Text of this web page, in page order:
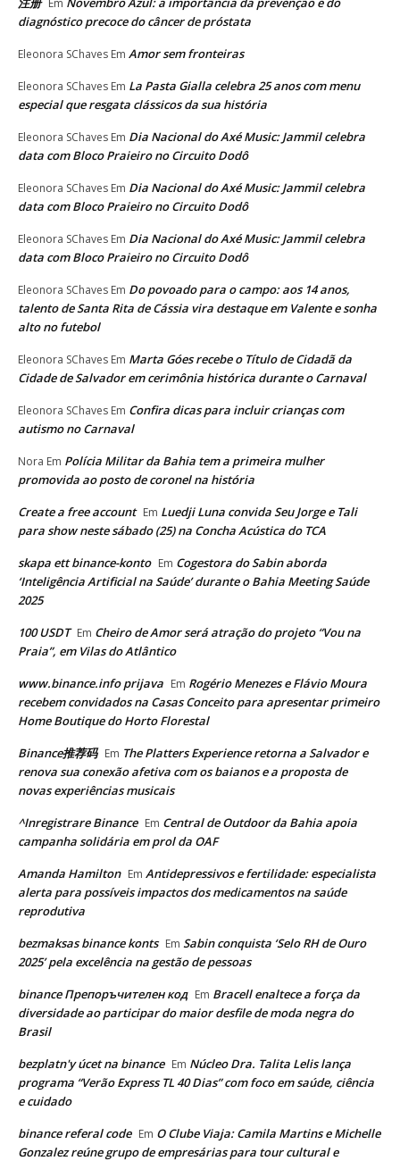
Em
diagnóstico precoce do câncer de próstata
Eleonora SChaves Em Amor sem fronteiras
Eleonora SChaves Em La Pasta Gialla celebra 25 anos com menu
especial que resgata clássicos da sua história
Eleonora SChaves Em Dia Nacional do Axé Music: Jammil celebra
data com Bloco Praieiro no Circuito Dodô
Eleonora SChaves Em Dia Nacional do Axé Music: Jammil celebra
data com Bloco Praieiro no Circuito Dodô
Eleonora SChaves Em Dia Nacional do Axé Music: Jammil celebra
data com Bloco Praieiro no Circuito Dodô
Eleonora SChaves Em Do povoado para o campo: aos 14 anos,
talento de Santa Rita de Cássia vira destaque em Valente e sonha
alto no futebol
Eleonora SChaves Em Marta Góes recebe o Título de Cidadã da
Cidade de Salvador em cerimônia histórica durante o Carnaval
Eleonora SChaves Em Confira dicas para incluir crianças com
autismo no Carnaval
Nora Em Polícia Militar da Bahia tem a primeira mulher
promovida ao posto de coronel na história
Create a free account Em Luedji Luna convida Seu Jorge e Tali
para show neste sábado (25) na Concha Acústica do TCA
skapa ett binance-konto Em Cogestora do Sabin aborda
‘Inteligência Artificial na Saúde’ durante o Bahia Meeting Saúde
2025
100 USDT Em Cheiro de Amor será atração do projeto “Vou na
Praia”, em Vilas do Atlântico
www.binance.info prijava Em Rogério Menezes e Flávio Moura
recebem convidados na Casas Conceito para apresentar primeiro
Home Boutique do Horto Florestal
Binance推荐码 Em The Platters Experience retorna a Salvador e
renova sua conexão afetiva com os baianos e a proposta de
novas experiências musicais
^Inregistrare Binance Em Central de Outdoor da Bahia apoia
campanha solidária em prol da OAF
Amanda Hamilton Em Antidepressivos e fertilidade: especialista
alerta para possíveis impactos dos medicamentos na saúde
reprodutiva
bezmaksas binance konts Em Sabin conquista ‘Selo RH de Ouro
2025’ pela excelência na gestão de pessoas
binance Препоръчителен код Em Bracell enaltece a força da
diversidade ao participar do maior desfile de moda negra do
Brasil
bezplatn'y úcet na binance Em Núcleo Dra. Talita Lelis lança
programa “Verão Express TL 40 Dias” com foco em saúde, ciência
e cuidado
binance referal code Em O Clube Viaja: Camila Martins e Michelle
Gonzalez reúne grupo de empresárias para tour cultural e